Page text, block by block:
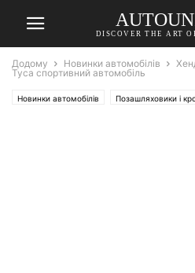
DISCOVER THE ART
Додому Новинки автомобілів
Туса спортивний автомобіль
Новинки автомобілів Позашляховики і